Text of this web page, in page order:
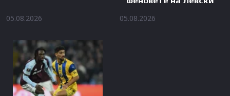
05.08.2026 05.08.2026